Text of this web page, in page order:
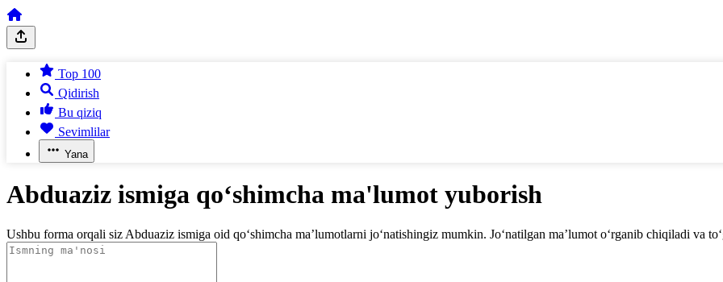
Top 100
Qidirish
Bu qiziq
Sevimlilar
Yana
Abduaziz ismiga qo‘shimcha ma'lumot yuborish
Ushbu forma orqali siz Abduaziz ismiga oid qo‘shimcha ma’lumotlarni jo‘natishingiz mumkin. Jo‘natilgan ma’lumot o‘rganib chiqiladi va